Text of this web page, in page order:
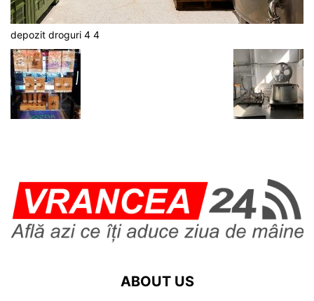
depozit droguri 4 4
ABOUT US